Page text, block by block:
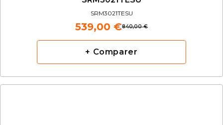
SRM3021TESU
840,00 €
539,00 €
+ Comparer